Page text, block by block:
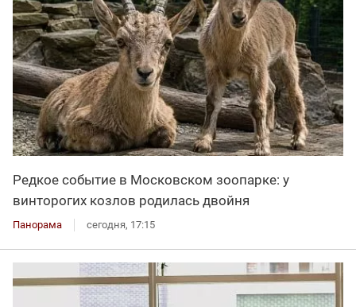
Редкое событие в Московском зоопарке: у
винторогих козлов родилась двойня
Панорама сегодня, 17:15